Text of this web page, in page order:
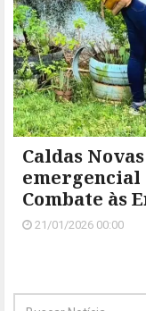
Caldas
emergencial
Combate às
21/01/2026 00:00